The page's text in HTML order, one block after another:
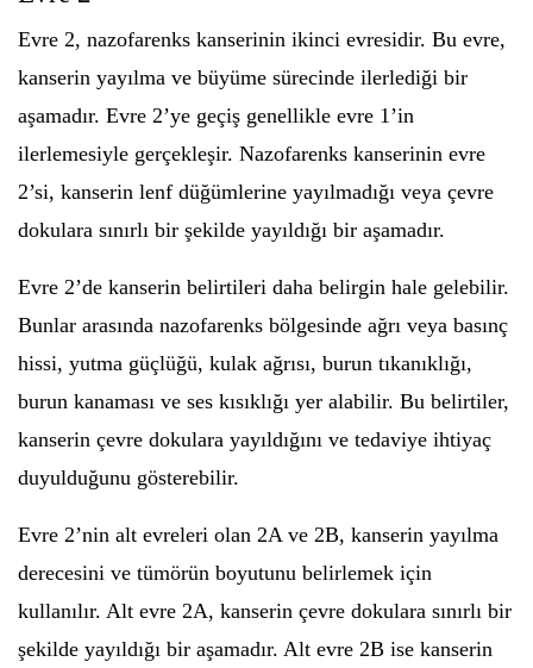
Evre 2, nazofarenks kanserinin ikinci evresidir. Bu evre,
kanserin yayılma ve büyüme sürecinde ilerlediği bir
aşamadır. Evre 2’ye geçiş genellikle evre 1’in
ilerlemesiyle gerçekleşir. Nazofarenks kanserinin evre
2’si, kanserin lenf düğümlerine yayılmadığı veya çevre
dokulara sınırlı bir şekilde yayıldığı bir aşamadır.
Evre 2’de kanserin belirtileri daha belirgin hale gelebilir.
Bunlar arasında nazofarenks bölgesinde ağrı veya basınç
hissi, yutma güçlüğü, kulak ağrısı, burun tıkanıklığı,
burun kanaması ve ses kısıklığı yer alabilir. Bu belirtiler,
kanserin çevre dokulara yayıldığını ve tedaviye ihtiyaç
duyulduğunu gösterebilir.
Evre 2’nin alt evreleri olan 2A ve 2B, kanserin yayılma
derecesini ve tümörün boyutunu belirlemek için
kullanılır. Alt evre 2A, kanserin çevre dokulara sınırlı bir
şekilde yayıldığı bir aşamadır. Alt evre 2B ise kanserin